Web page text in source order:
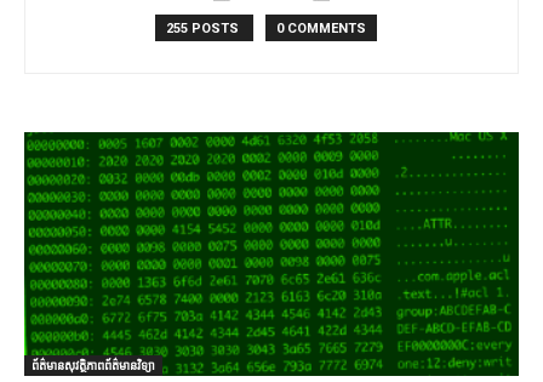
255 POSTS 0 COMMENTS
ព័ត៌មានសុវត្ថិភាពព័ត៌មានវិទ្យា